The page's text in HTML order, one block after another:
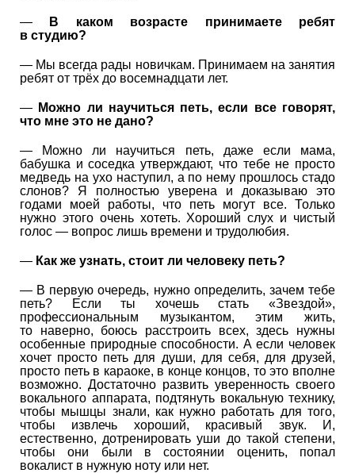
—
В каком возрасте принимаете ребят
в студию?
— Мы всегда рады новичкам. Принимаем на занятия
ребят от трёх до восемнадцати лет.
— Можно ли научиться петь, если все говорят,
что мне это не дано?
— Можно ли научиться петь, даже если мама,
бабушка и соседка утверждают, что тебе не просто
медведь на ухо наступил, а по нему прошлось стадо
слонов? Я полностью уверена и доказываю это
годами моей работы, что петь могут все. Только
нужно этого очень хотеть. Хороший слух и чистый
голос — вопрос лишь времени и трудолюбия.
— Как же узнать, стоит ли человеку петь?
— В первую очередь, нужно определить, зачем тебе
петь? Если ты хочешь стать «Звездой»,
профессиональным музыкантом, этим жить,
то наверно, боюсь расстроить всех, здесь нужны
особенные природные способности. А если человек
хочет просто петь для души, для себя, для друзей,
просто петь в караоке, в конце концов, то это вполне
возможно. Достаточно развить уверенность своего
вокального аппарата, подтянуть вокальную технику,
чтобы мышцы знали, как нужно работать для того,
чтобы извлечь хороший, красивый звук. И,
естественно, дотренировать уши до такой степени,
чтобы они были в состоянии оценить, попал
вокалист в нужную ноту или нет.